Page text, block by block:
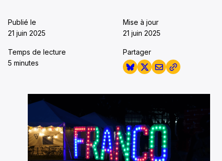
Publié le
21 juin 2025
Mise à jour
21 juin 2025
Temps de lecture
5 minutes
Partager